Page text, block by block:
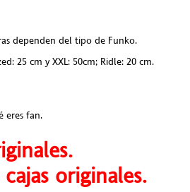
dependen del tipo de Funko.
25 cm y XXL: 50cm; Ridle: 20 cm.
eres fan.
originales.